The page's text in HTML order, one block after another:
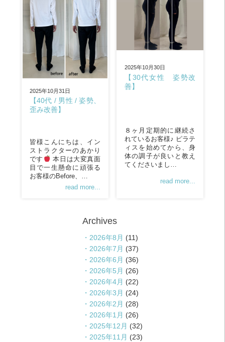
2025年10月31日
【40代 / 男性 / 姿勢、
歪み改善】
皆様こんにちは、イン
ストラクターのあかり
です
本日は大変真面
目で一生懸命に頑張る
お客様のBefore、…
read more...
2025年10月30日
【30代女性 姿勢改
善】
８ヶ月定期的に継続さ
れているお客様♪ ピラテ
ィスを始めてから、身
体の調子が良いと教え
てくださいまし…
read more...
Archives
2026年8月 (11)
2026年7月 (37)
2026年6月 (36)
2026年5月 (26)
2026年4月 (22)
2026年3月 (24)
2026年2月 (28)
2026年1月 (26)
2025年12月 (32)
2025年11月 (23)